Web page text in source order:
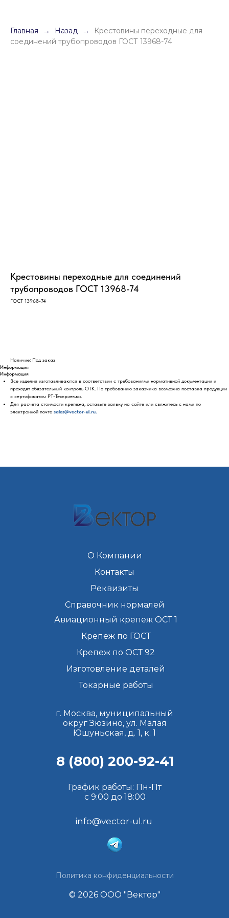
Главная Назад
Крестовины переходные для
соединений трубопроводов ГОСТ 13968-74
Крестовины переходные для соединений
трубопроводов ГОСТ 13968-74
ГОСТ 13968-74
Наличие: Под заказ
Информация
Информация
Все изделия изготавливаются в соответствии с требованиями нормативной документации и
проходят обязательный контроль ОТК. По требованию заказчика возможна поставка продукции
с сертификатом РТ-Техприемки.
Для расчета стоимости крепежа, оставьте заявку на сайте или свяжитесь с нами по
электронной почте sales@vector-ul.ru.
info@vector-ul.ru
График работы: Пн-Пт
с 9:00 до 18:00
г. Москва, муниципальный
округ Зюзино, ул. Малая
Юшуньская, д. 1, к. 1
© 2026 ООО "Вектор"
О Компании
Контакты
Реквизиты
Справочник нормалей
Авиационный крепеж ОСТ 1
Крепеж по ГОСТ
Крепеж по ОСТ 92
Изготовление деталей
Токарные работы
Политика конфиденциальности
8 (800) 200-92-41